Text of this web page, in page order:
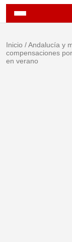
Inicio /Andalucía y
compensaciones
en verano